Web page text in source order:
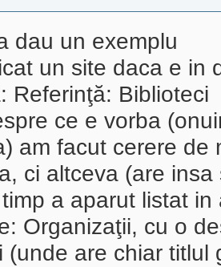
dau un exemplu
un site daca e in
Referinţă: Biblioteci
ce e vorba
am facut cerere
ci altceva (are
a aparut listat
Organizaţii, cu o
(unde are chiar titlul